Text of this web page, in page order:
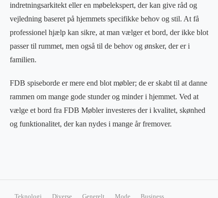
indretningsarkitekt eller en møbelekspert, der kan give råd og
vejledning baseret på hjemmets specifikke behov og stil. At få
professionel hjælp kan sikre, at man vælger et bord, der ikke blot
passer til rummet, men også til de behov og ønsker, der er i
familien.
FDB spiseborde er mere end blot møbler; de er skabt til at danne
rammen om mange gode stunder og minder i hjemmet. Ved at
vælge et bord fra FDB Møbler investeres der i kvalitet, skønhed
og funktionalitet, der kan nydes i mange år fremover.
Teknologi Diverse Generelt Mode Business